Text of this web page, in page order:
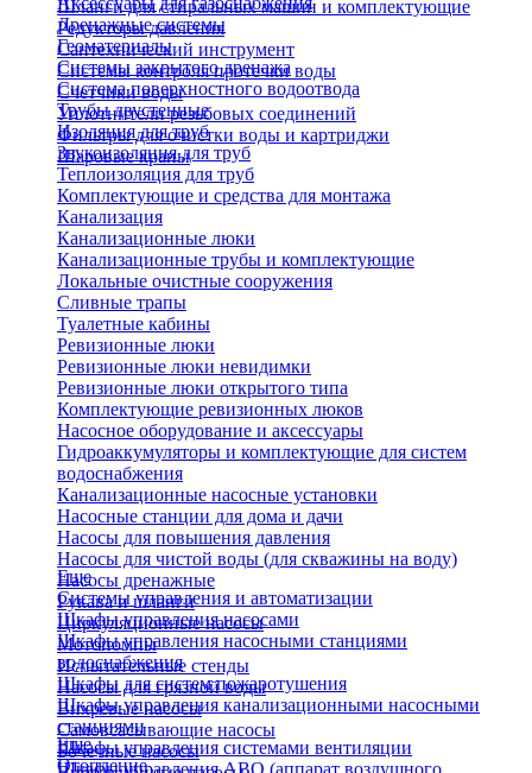
Шланги для стиральных машин и комплектующие
Редукторы давления
Сантехнический инструмент
Системы контроля протечки воды
Счетчики воды
Уплотнители резьбовых соединений
Фильтры для очистки воды и картриджи
Шаровые краны
Дренажные системы
Геоматериалы
Системы закрытого дренажа
Система поверхностного водоотвода
Трубы двустенные
Изоляция для труб
Звукоизоляция для труб
Теплоизоляция для труб
Комплектующие и средства для монтажа
Канализация
Канализационные люки
Канализационные трубы и комплектующие
Локальные очистные сооружения
Сливные трапы
Туалетные кабины
Ревизионные люки
Ревизионные люки невидимки
Ревизионные люки открытого типа
Комплектующие ревизионных люков
Насосное оборудование и аксессуары
Гидроаккумуляторы и комплектующие для систем
водоснабжения
Канализационные насосные установки
Насосные станции для дома и дачи
Насосы для повышения давления
Насосы для чистой воды (для скважины на воду)
Насосы дренажные
Рукава и шланги
Циркуляционные насосы
Мотопомпы
Испытательные стенды
Насосы для грязной воды
Вихревые насосы
Самовсасывающие насосы
Бочечные насосы
Еще
Системы управления и автоматизации
Шкафы управления насосами
Шкафы управления насосными станциями
водоснабжения
Шкафы для систем пожаротушения
Шкафы управления канализационными насосными
станциями
Шкафы управления системами вентиляции
Шкафы управления АВО (аппарат воздушного
Еще
Отопление